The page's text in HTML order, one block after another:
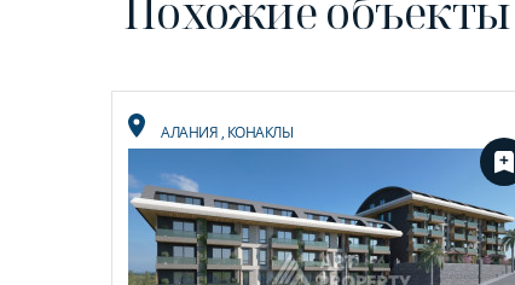
Похожие объекты
АЛАНИЯ, КОНАКЛЫ